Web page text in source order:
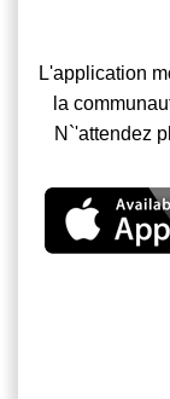
L'application
la
N`'attendez